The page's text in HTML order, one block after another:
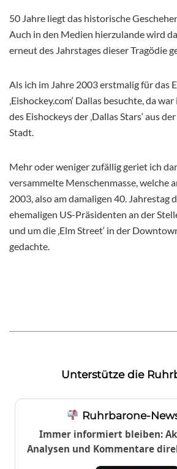
50 Jahre liegt das historische
Auch in den Medien hierzulande wird
erneut des Jahrstages dieser Tragödie
Als ich im Jahre 2003 erstmalig für das
‚Eishockey.com‘ Dallas besuchte, da
des Eishockeys der ‚Dallas Stars‘ aus
Stadt.
Mehr oder weniger zufällig geriet ich
versammelte Menschenmasse, welche
2003, also am damaligen 40. Jahrestag
ehemaligen US-Präsidenten an der
und um die ‚Elm Street‘ in der
gedachte.
Unterstütze die
Ruhrbarone-
Immer informiert bleiben:
Analysen und Kommentare